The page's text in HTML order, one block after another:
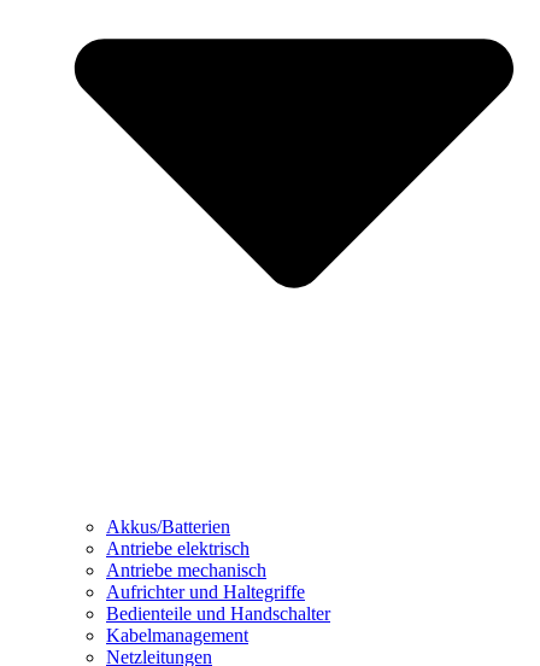
Akkus/Batterien
Antriebe elektrisch
Antriebe mechanisch
Aufrichter und Haltegriffe
Bedienteile und Handschalter
Kabelmanagement
Netzleitungen